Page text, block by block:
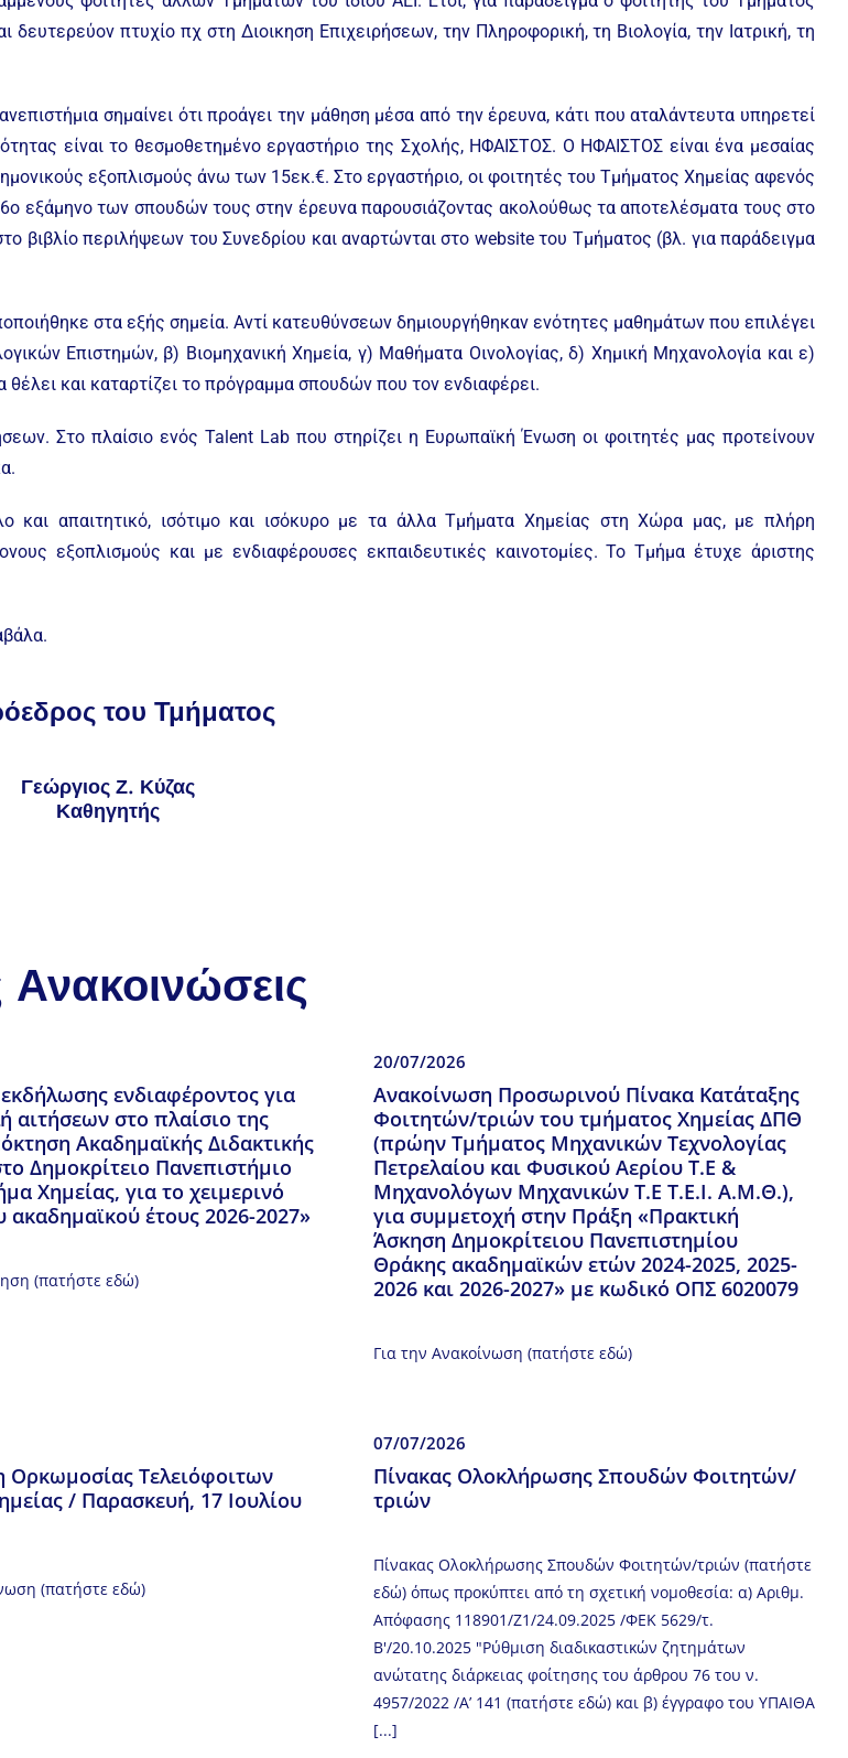
πτυχίο πχ στη Διοικηση Επιχειρήσεων, την Πληροφορική, τη Βιολογία, την Ιατρική, τη
σημαίνει ότι προάγει την μάθηση μέσα από την έρευνα, κάτι που αταλάντευτα υπηρετεί
είναι το θεσμοθετημένο εργαστήριο της Σχολής, ΗΦΑΙΣΤΟΣ. Ο ΗΦΑΙΣΤΟΣ είναι ένα μεσαίας
εξοπλισμούς άνω των 15εκ.€. Στο εργαστήριο, οι φοιτητές του Τμήματος Χημείας αφενός
6ο εξάμηνο των σπουδών τους στην έρευνα παρουσιάζοντας ακολούθως τα αποτελέσματα τους στο
βιβλίο περιλήψεων του Συνεδρίου και αναρτώνται στο website του Τμήματος (βλ. για παράδειγμα
στα εξής σημεία. Αντί κατευθύνσεων δημιουργήθηκαν ενότητες μαθημάτων που επιλέγει
Επιστημών, β) Βιομηχανική Χημεία, γ) Μαθήματα Οινολογίας, δ) Χημική Μηχανολογία και ε)
και καταρτίζει το πρόγραμμα σπουδών που τον ενδιαφέρει.
Στο πλαίσιο ενός Talent Lab που στηρίζει η Ευρωπαϊκή Ένωση οι φοιτητές μας προτείνουν
απαιτητικό, ισότιμο και ισόκυρο με τα άλλα Τμήματα Χημείας στη Χώρα μας, με πλήρη
εξοπλισμούς και με ενδιαφέρουσες εκπαιδευτικές καινοτομίες. Το Τμήμα έτυχε άριστης
του Τμήματος
Γεώργιος Ζ. Κύζας
Καθηγητής
Ανακοινώσεις
ενδιαφέροντος για
αιτήσεων στο πλαίσιο της
Ακαδημαϊκής Διδακτικής
Δημοκρίτειο Πανεπιστήμιο
Χημείας, για το χειμερινό
ακαδημαϊκού έτους 2026-2027»
(πατήστε εδώ)
20/07/2026
Ανακοίνωση Προσωρινού Πίνακα Κατάταξης
Φοιτητών/τριών του τμήματος Χημείας ΔΠΘ
(πρώην Τμήματος Μηχανικών Τεχνολογίας
Πετρελαίου και Φυσικού Αερίου Τ.Ε &
Μηχανολόγων Μηχανικών Τ.Ε Τ.Ε.Ι. Α.Μ.Θ.),
για συμμετοχή στην Πράξη «Πρακτική
Άσκηση Δημοκρίτειου Πανεπιστημίου
Θράκης ακαδημαϊκών ετών 2024-2025, 2025-
2026 και 2026-2027» με κωδικό ΟΠΣ 6020079
Για την Ανακοίνωση (πατήστε εδώ)
Ορκωμοσίας Τελειόφοιτων
/ Παρασκευή, 17 Ιουλίου
(πατήστε εδώ)
07/07/2026
Πίνακας Ολοκλήρωσης Σπουδών Φοιτητών/
τριών
Πίνακας Ολοκλήρωσης Σπουδών Φοιτητών/τριών (πατήστε
εδώ) όπως προκύπτει από τη σχετική νομοθεσία: α) Αριθμ.
Απόφασης 118901/Z1/24.09.2025 /ΦΕΚ 5629/τ.
Β'/20.10.2025 "Ρύθμιση διαδικαστικών ζητημάτων
ανώτατης διάρκειας φοίτησης του άρθρου 76 του ν.
4957/2022 /Α’ 141 (πατήστε εδώ) και β) έγγραφο του ΥΠΑΙΘΑ
[...]